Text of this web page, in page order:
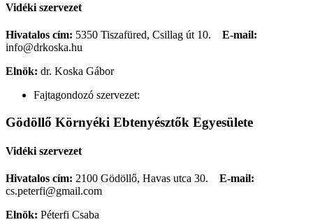
Vidéki szervezet
Hivatalos cím: 5350 Tiszafüred, Csillag út 10. E-mail:
info@drkoska.hu
Elnök: dr. Koska Gábor
Fajtagondozó szervezet:
Gödöllő Környéki Ebtenyésztők Egyesülete
Vidéki szervezet
Hivatalos cím: 2100 Gödöllő, Havas utca 30. E-mail:
cs.peterfi@gmail.com
Elnök: Péterfi Csaba